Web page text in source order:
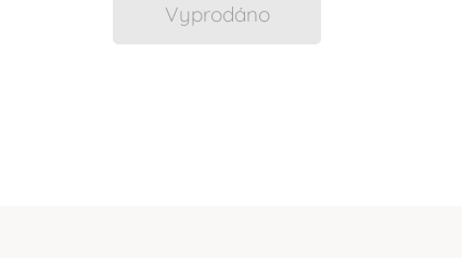
Vyprodáno